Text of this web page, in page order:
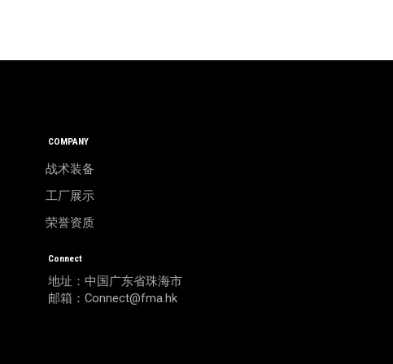
COMPANY
战术装备
工厂展示
荣誉资质
Connect
地址：中国广东省珠海市
邮箱：Connect@fma.hk